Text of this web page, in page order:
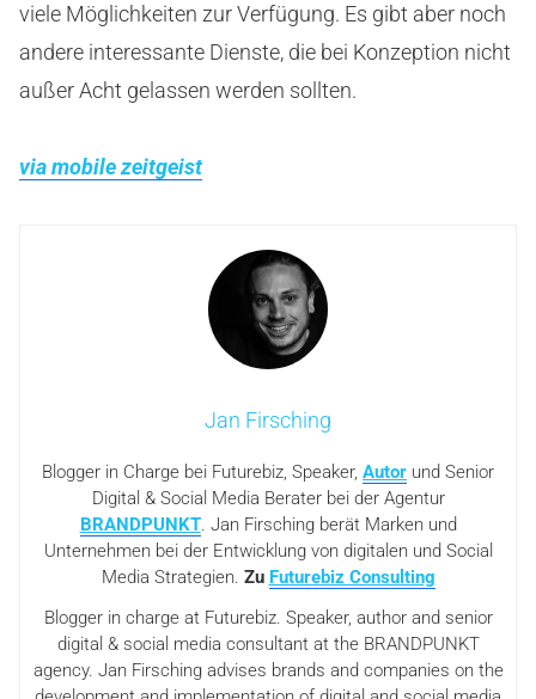
viele Möglichkeiten zur Verfügung. Es gibt aber noch
andere interessante Dienste, die bei Konzeption nicht
außer Acht gelassen werden sollten.
via mobile zeitgeist
Jan Firsching
Blogger in Charge bei Futurebiz, Speaker, Autor und Senior
Digital & Social Media Berater bei der Agentur
BRANDPUNKT. Jan Firsching berät Marken und
Unternehmen bei der Entwicklung von digitalen und Social
Media Strategien. Zu Futurebiz Consulting
Blogger in charge at Futurebiz. Speaker, author and senior
digital & social media consultant at the BRANDPUNKT
agency. Jan Firsching advises brands and companies on the